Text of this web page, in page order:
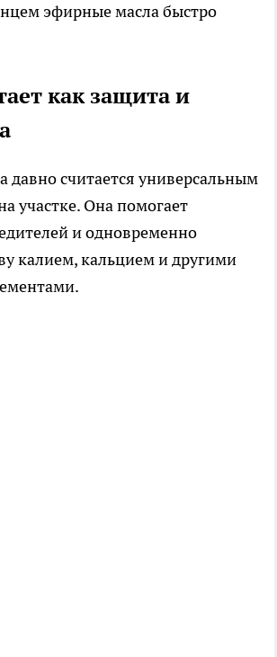
эфирные масла быстро
как защита и
давно считается универсальным
участке. Она помогает
и одновременно
калием, кальцием и другими